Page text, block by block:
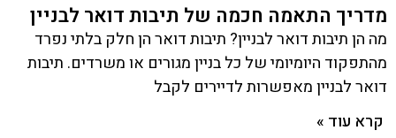
מדריך התאמה חכמה של תיבות דואר לבניין
מה הן תיבות דואר לבניין? תיבות דואר הן חלק בלתי נפרד
מהתפקוד היומיומי של כל בניין מגורים או משרדים. תיבות
דואר לבניין מאפשרות לדיירים לקבל
קרא עוד »